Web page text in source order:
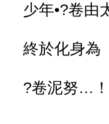
少年•?卷由
終於化身為
?卷泥努…！